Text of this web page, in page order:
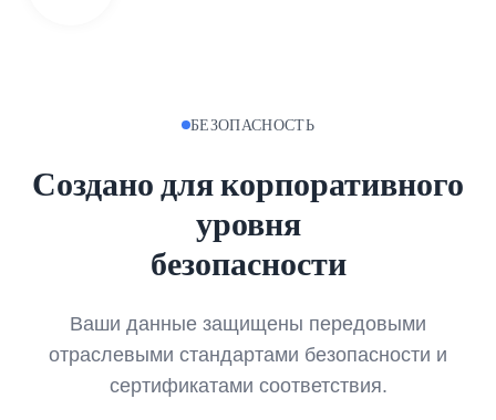
БЕЗОПАСНОСТЬ
Создано для корпоративного
уровня
безопасности
Ваши данные защищены передовыми
отраслевыми стандартами безопасности и
сертификатами соответствия.